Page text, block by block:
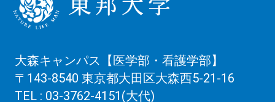
大森キャンパス【医学部・看護学部】
〒143-8540 東京都大田区大森西5-21-16
TEL : 03-3762-4151(大代)